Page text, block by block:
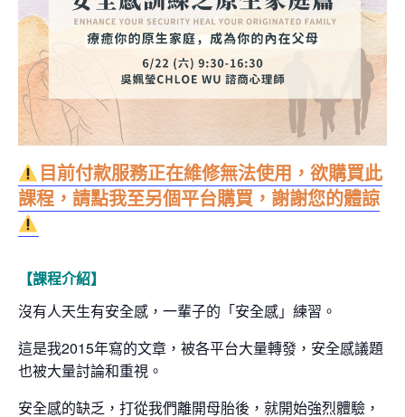
目前付款服務正在維修無法使用，欲購買此
課程，請點我至另個平台購買，謝謝您的體諒
【課程介紹】
沒有人天生有安全感，一輩子的「安全感」練習。
這是我2015年寫的文章，被各平台大量轉發，安全感議題
也被大量討論和重視。
安全感的缺乏，打從我們離開母胎後，就開始強烈體驗，